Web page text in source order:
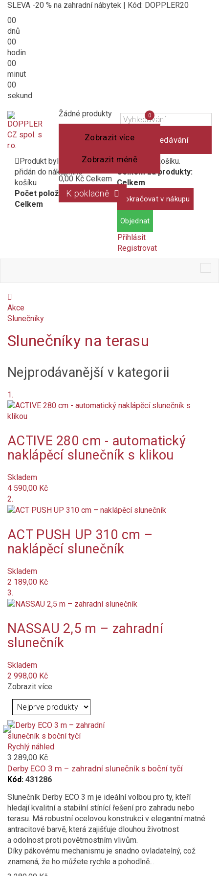
SLEVA -20 % na zahradní nábytek | Kód: DOPPLER20
00
dnů
00
hodin
00
minut
00
sekund
Vyhledávání
Košík
(prázdný)
Žádné produkty
Zobrazit více
Zobrazit méně
0,00 Kč Celkem
K pokladně
Produkt byl úspěšně
přidán do nákupního
košíku
Počet položek:
Celkem
1 produkt v košíku.
Celkem za produkty:
Celkem
Pokračovat v nákupu
Objednat
Přihlásit
Registrovat
Porovnání
produktů
0
Akce
Slunečníky
Kč
Kč
Skladem
Není skladem
Barva
Olivová
antracit
zelená
terakota (cihlová)
přírodní (slonovinová kost)
bordó (vínová)
hnědá
modrá
přírodní
tmavě šedá
světle šedá
písková
černá
Slunečníky na terasu
Nejprodávanější v kategorii
1.
ACTIVE 280 cm - automatický
naklápěcí slunečník s klikou
Skladem
4 590,00 Kč
2.
ACT PUSH UP 310 cm –
naklápěcí slunečník
Skladem
2 189,00 Kč
3.
NASSAU 2,5 m – zahradní
slunečník
Skladem
2 998,00 Kč
Zobrazit více
Rychlý náhled
3 289,00 Kč
Derby ECO 3 m – zahradní slunečník s boční tyčí
Kód: 431286
Slunečník Derby ECO 3 m je ideální volbou pro ty, kteří
hledají kvalitní a stabilní stínící řešení pro zahradu nebo
terasu. Má robustní ocelovou konstrukci v elegantní matné
antracitové barvě, která zajišťuje dlouhou životnost
a odolnost proti povětrnostním vlivům.
Díky pákovému mechanismu je snadno ovladatelný, což
znamená, že ho můžete rychle a pohodlně...